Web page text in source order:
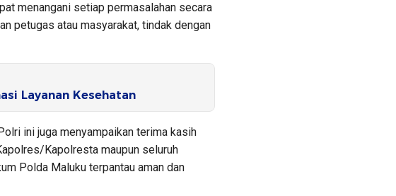
menangani setiap permasalahan secara
petugas atau masyarakat, tindak dengan
Layanan Kesehatan
ini juga menyampaikan terima kasih
Kapolresta maupun seluruh
Polda Maluku terpantau aman dan